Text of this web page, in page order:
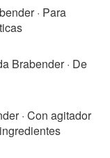
· Para
Brabender· De
· Con agitador